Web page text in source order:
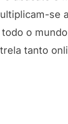
se
o
tanto